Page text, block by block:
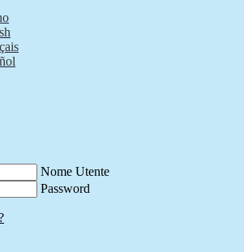
Nome Utente
Password